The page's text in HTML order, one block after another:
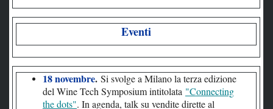
Eventi
18 novembre. Si svolge a Milano la terza edizione
del Wine Tech Symposium intitolata "Connecting
the dots". In agenda, talk su vendite dirette al